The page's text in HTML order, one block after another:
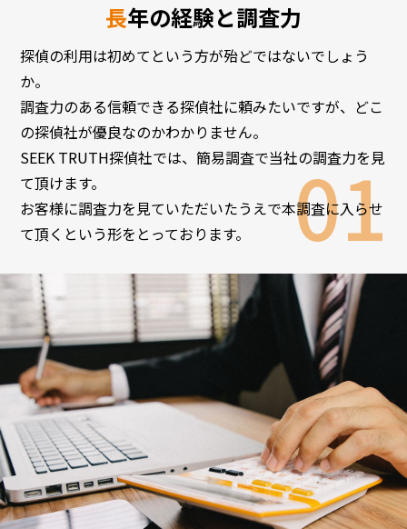
長年の経験と調査力
探偵の利用は初めてという方が殆どではないでしょう
か。
調査力のある信頼できる探偵社に頼みたいですが、どこ
の探偵社が優良なのかわかりません。
SEEK TRUTH探偵社では、簡易調査で当社の調査力を見
て頂けます。
お客様に調査力を見ていただいたうえで本調査に入らせ
て頂くという形をとっております。